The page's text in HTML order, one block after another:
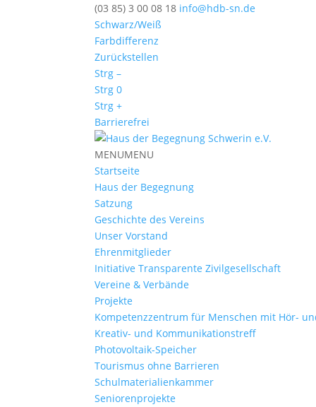
(03 85) 3 00 08 18 info@hdb-sn.de
Schwarz/Weiß
Farbdifferenz
Zurückstellen
Strg –
Strg 0
Strg +
Barrierefrei
MENUMENU
Startseite
Haus der Begegnung
Satzung
Geschichte des Vereins
Unser Vorstand
Ehrenmitglieder
Initiative Transparente Zivilgesellschaft
Vereine & Verbände
Projekte
Kompetenzzentrum für Menschen mit Hör-
Kreativ- und Kommunikationstreff
Photovoltaik-Speicher
Tourismus ohne Barrieren
Schulmaterialienkammer
Seniorenprojekte